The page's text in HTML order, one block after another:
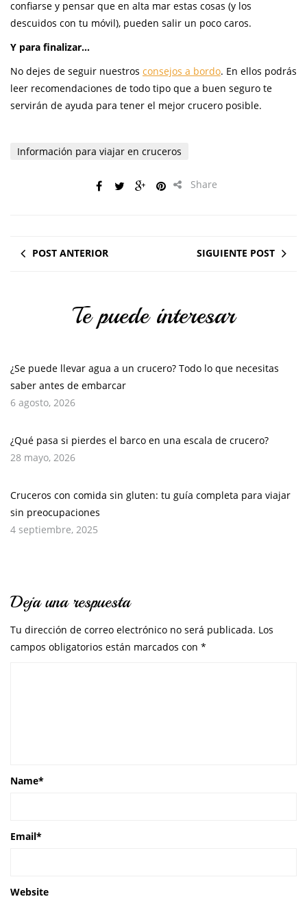
confiarse y pensar que en alta mar estas cosas (y los
descuidos con tu móvil), pueden salir un poco caros.
Y para finalizar…
No dejes de seguir nuestros consejos a bordo. En ellos podrás
leer recomendaciones de todo tipo que a buen seguro te
servirán de ayuda para tener el mejor crucero posible.
Información para viajar en cruceros
Share
POST ANTERIOR SIGUIENTE POST
Te puede interesar
¿Se puede llevar agua a un crucero? Todo lo que necesitas
saber antes de embarcar
6 agosto, 2026
¿Qué pasa si pierdes el barco en una escala de crucero?
28 mayo, 2026
Cruceros con comida sin gluten: tu guía completa para viajar
sin preocupaciones
4 septiembre, 2025
Deja una respuesta
Tu dirección de correo electrónico no será publicada. Los
campos obligatorios están marcados con *
Name*
Email*
Website